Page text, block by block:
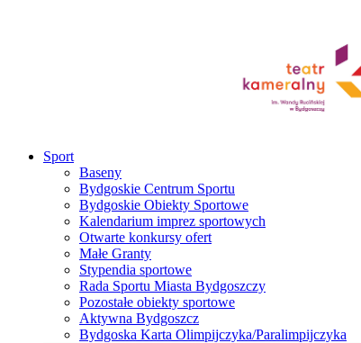
Sport
Baseny
Bydgoskie Centrum Sportu
Bydgoskie Obiekty Sportowe
Kalendarium imprez sportowych
Otwarte konkursy ofert
Małe Granty
Stypendia sportowe
Rada Sportu Miasta Bydgoszczy
Pozostałe obiekty sportowe
Aktywna Bydgoszcz
Bydgoska Karta Olimpijczyka/Paralimpijczyka